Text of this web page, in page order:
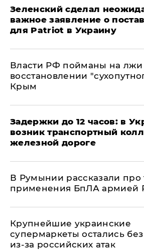
Зеленский сделал
важное заявление о
для Patriot в Украину
Власти РФ пойманы на лжи
восстановлении
Крым
Задержки до 12 часов: в
возник транспортный
железной дороге
В Румынии рассказали про
применения БпЛА армией
Крупнейшие украинские
супермаркеты остались
из-за российских атак